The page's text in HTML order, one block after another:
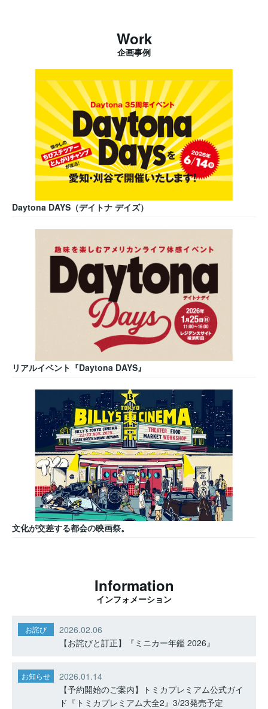
Work
企画事例
Daytona DAYS（デイトナ デイズ）
リアルイベント『Daytona DAYS』
文化が交差する都会の映画祭。
Information
インフォメーション
お詫び
2026.02.06
【お詫びと訂正】『ミニカー年鑑 2026』
お知らせ
2026.01.14
【予約開始のご案内】トミカプレミアム公式ガイ
ド『トミカプレミアム大全2』3/23発売予定